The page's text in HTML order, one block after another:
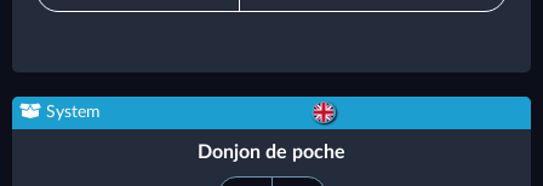
System
Donjon de poche